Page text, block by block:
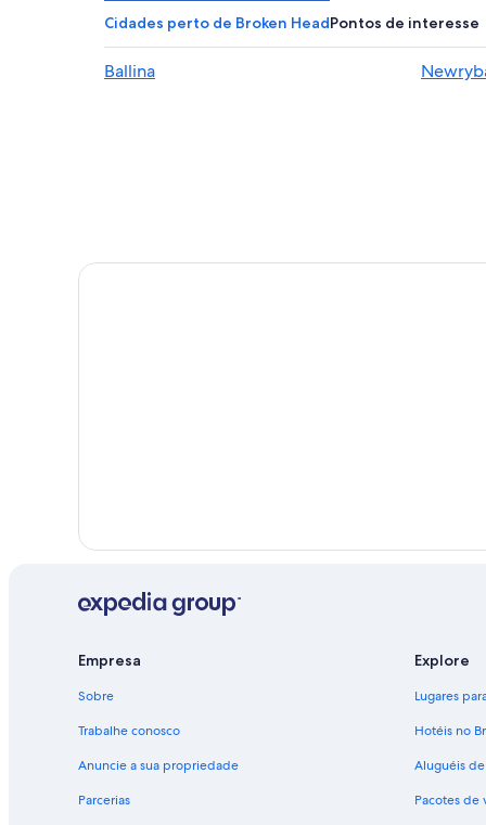
Cidades perto de Broken HeadPontos de interesse
Ballina
Empresa
Sobre
Trabalhe conosco
Anuncie a sua propriedade
Parcerias
Explore
Lugares
Hotéis no
Aluguéis
Pacotes de